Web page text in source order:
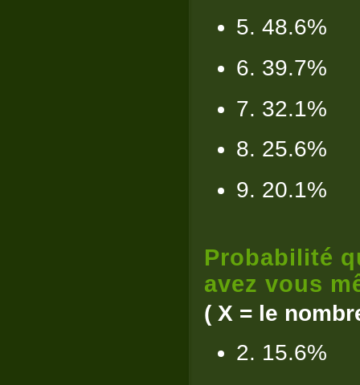
5. 48.6%
6. 39.7%
7. 32.1%
8. 25.6%
9. 20.1%
Probabilité
avez vous
( X = le
2. 15.6%